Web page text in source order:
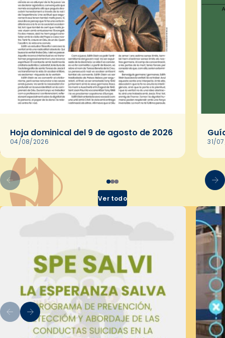
Hoja dominical del 9 de agosto de 2026
04/08/2026 31/
Ver todo